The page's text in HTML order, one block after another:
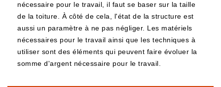
nécessaire pour le travail, il faut se baser sur la taille
de la toiture. À côté de cela, l'état de la structure est
aussi un paramètre à ne pas négliger. Les matériels
nécessaires pour le travail ainsi que les techniques à
utiliser sont des éléments qui peuvent faire évoluer la
somme d'argent nécessaire pour le travail.